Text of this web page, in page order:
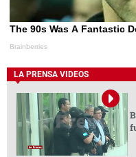
LA PRENSA VIDEOS